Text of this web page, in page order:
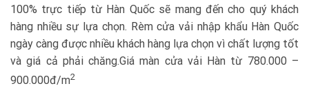
100% trực tiếp từ Hàn Quốc sẽ mang đến cho quý khách
hàng nhiều sự lựa chọn. Rèm cửa vải nhập khẩu Hàn Quốc
ngày càng được nhiều khách hàng lựa chọn vì chất lượng tốt
và giá cả phải chăng.Giá màn cửa vải Hàn từ 780.000 –
900.000đ/m2